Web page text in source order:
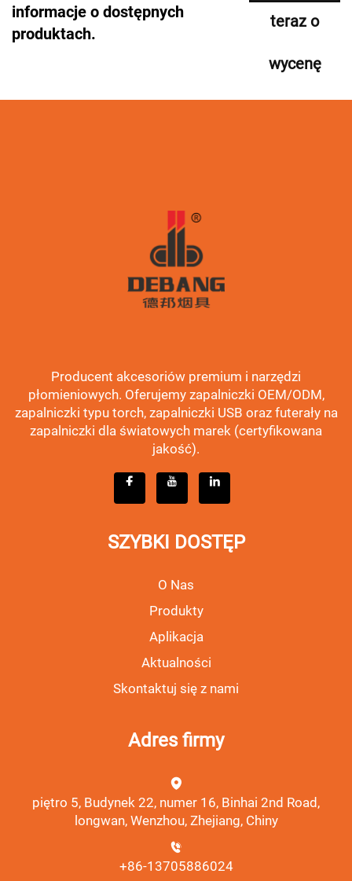
informacje o dostępnych
produktach.
teraz o
wycenę
Producent akcesoriów premium i narzędzi
płomieniowych. Oferujemy zapalniczki OEM/ODM,
zapalniczki typu torch, zapalniczki USB oraz futerały na
zapalniczki dla światowych marek (certyfikowana
jakość).
SZYBKI DOSTĘP
O Nas
Produkty
Aplikacja
Aktualności
Skontaktuj się z nami
Adres firmy
piętro 5, Budynek 22, numer 16, Binhai 2nd Road,
longwan, Wenzhou, Zhejiang, Chiny
+86-13705886024